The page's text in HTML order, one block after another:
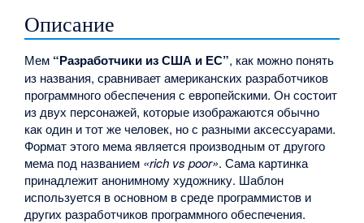
Описание
Мем “Разработчики из США и ЕС”, как можно понять
из названия, сравнивает американских разработчиков
программного обеспечения с европейскими. Он состоит
из двух персонажей, которые изображаются обычно
как один и тот же человек, но с разными аксессуарами.
Формат этого мема является производным от другого
мема под названием «rich vs poor». Сама картинка
принадлежит анонимному художнику. Шаблон
используется в основном в среде программистов и
других разработчиков программного обеспечения.